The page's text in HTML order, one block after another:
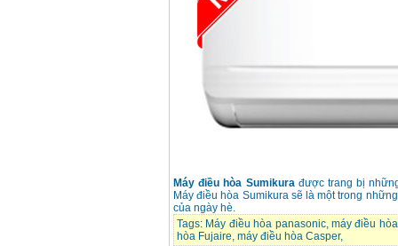
Máy điều hòa Sumikurađược trang bị
Máy điều hòa Sumikura sẽ là một trong
của ngày hè.
Tags: Máy điều hòa panasonic, máy điều
hòa Fujaire, máy điều hòa Casper,